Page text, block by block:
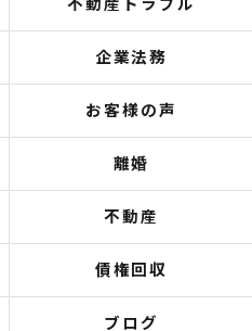
不動産トラブル
企業法務
お客様の声
離婚
不動産
債権回収
ブログ